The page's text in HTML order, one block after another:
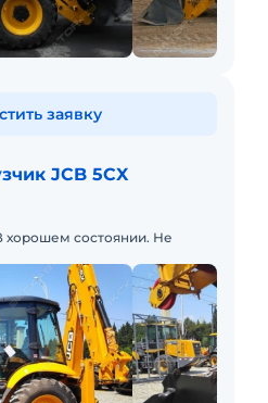
JCB 5CX
хорошем состоянии. Не
заявку